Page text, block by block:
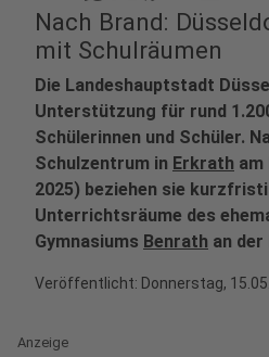
Nach Brand:
mit Schulräumen
Die Landeshauptstadt
Unterstützung für rund
Schülerinnen und Schüler.
Schulzentrum in Erkrath am
2025) beziehen sie
Unterrichtsräume des
Gymnasiums Benrath an
Veröffentlicht: Donnerstag,
Anzeige